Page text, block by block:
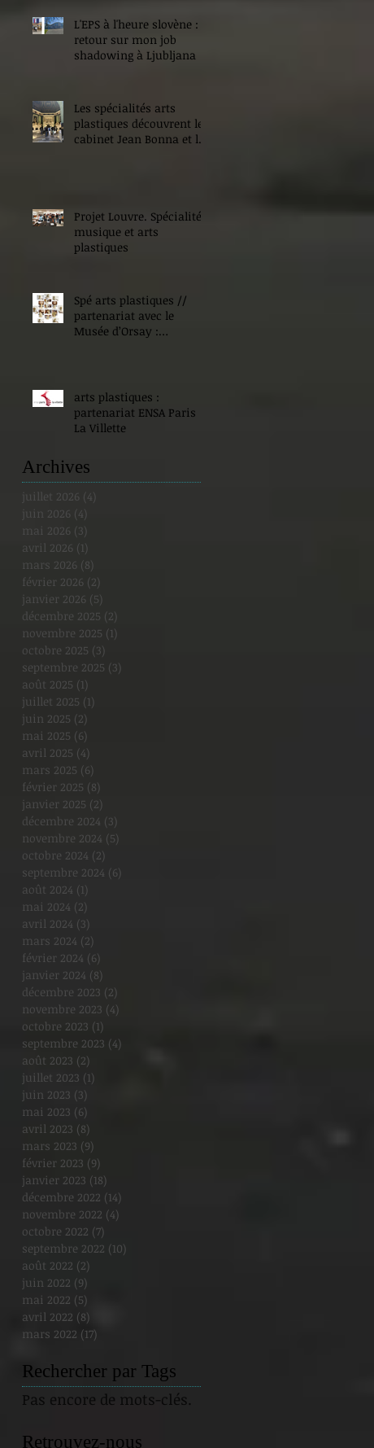
L'EPS à l'heure slovène :
retour sur mon job
shadowing à Ljubljana
Les spécialités arts
plastiques découvrent le
cabinet Jean Bonna et les
Projet Louvre. Spécialité
musique et arts
plastiques
Spé arts plastiques //
partenariat avec le
Musée d’Orsay :
arts plastiques :
partenariat ENSA Paris
La Villette
Archives
juillet 2026 (4)
juin 2026 (4)
mai 2026 (3)
avril 2026 (1)
mars 2026 (8)
février 2026 (2)
janvier 2026 (5)
décembre 2025 (2)
novembre 2025 (1)
octobre 2025 (3)
septembre 2025 (3)
août 2025 (1)
juillet 2025 (1)
juin 2025 (2)
mai 2025 (6)
avril 2025 (4)
mars 2025 (6)
février 2025 (8)
janvier 2025 (2)
décembre 2024 (3)
novembre 2024 (5)
octobre 2024 (2)
septembre 2024 (6)
août 2024 (1)
mai 2024 (2)
avril 2024 (3)
mars 2024 (2)
février 2024 (6)
janvier 2024 (8)
décembre 2023 (2)
novembre 2023 (4)
octobre 2023 (1)
septembre 2023 (4)
août 2023 (2)
juillet 2023 (1)
juin 2023 (3)
mai 2023 (6)
avril 2023 (8)
mars 2023 (9)
février 2023 (9)
janvier 2023 (18)
décembre 2022 (14)
novembre 2022 (4)
octobre 2022 (7)
septembre 2022 (10)
août 2022 (2)
juin 2022 (9)
mai 2022 (5)
avril 2022 (8)
mars 2022 (17)
Rechercher par Tags
Pas encore de mots-clés.
Retrouvez-nous